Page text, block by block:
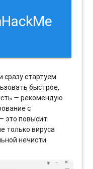
сразу стартуем
быстрое,
— рекомендую
с
это повысит
только вируса
нечисти.